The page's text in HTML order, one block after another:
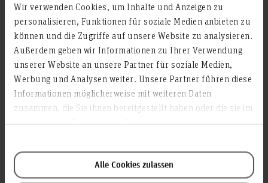
Wir verwenden Cookies, um Inhalte und Anzeigen zu
personalisieren, Funktionen für soziale Medien anbieten zu
können und die Zugriffe auf unsere Website zu analysieren.
Außerdem geben wir Informationen zu Ihrer Verwendung
unserer Website an unsere Partner für soziale Medien,
Werbung und Analysen weiter. Unsere Partner führen diese
Informationen möglicherweise mit weiteren Daten
zusammen, die Sie ihnen bereitgestellt haben oder die sie im
Alle Cookies zulassen
Basiswissen für Software-Architekten: Aus- und
Weiterbildung zum Certified Professional for Software
Architecture Foundation Level nach iSAQB-Standard,
dpunkt.verlag GmbH; Auflage: 1., Auflage
Litzcke, S., Schuh, H., Pletke, M. (2012), Stress, Mobbing,
Burn-out am Arbeitsplatz, 6. Aufl., Springer: Heidelberg.
Autenrieth, M., Über die Bedeutung der Swapkurve bei der
Disterer, G. (2012), IT-Compliance, in: Behringer, S. (Hrsg.),
Compliance für KMU - Praxisleitfaden für den Mittelstand,